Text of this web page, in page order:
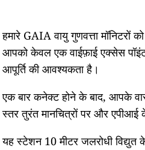
हमारे GAIA वायु गुणवत्ता मॉनिटरों
आपको केवल एक वाईफ़ाई एक्सेस
आपूर्ति की आवश्यकता है।
एक बार कनेक्ट होने के बाद, आपके
स्तर तुरंत मानचित्रों पर और एपीआई
यह स्टेशन 10 मीटर जलरोधी विद्युत